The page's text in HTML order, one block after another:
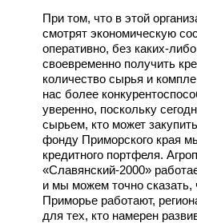
При том, что в этой
смотрят экономическую
оперативно, без каких-
своевременно получить
количество сырья и
нас более
уверенно, поскольку
сырьем, кто может
фонду Приморского края
кредитного портфеля.
«Славянский-2000»
и мы можем точно
Приморье работают,
для тех, кто намерен